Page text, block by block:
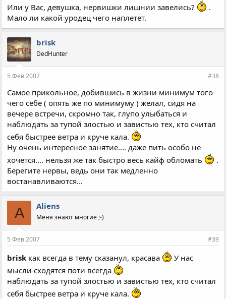
Или у Вас, девушка, нервишки лишнии завелись?
.
Мало ли какой уродец чего наплетет.
brisk
DedHunter
5 Фев 2007 #38
Самое прикольное, добившись в жизни минимум того
чего себе ( опять же по минимуму ) желал, сидя на
вечере встречи, скромно так, глупо улыбаться и
наблюдать за тупой злостью и завистью тех, кто считал
себя быстрее ветра и круче кала.
Ну очень интересное занятие.... даже пить особо не
хочется.... нельзя же так быстро весь кайф обломать
.
Берегите нервы, ведь они так медленно
востанавливаются...
A Aliens
Меня знают многие ;-)
5 Фев 2007 #39
brisk как всегда в тему сказанул, красава
У нас
мысли сходятся поти всегда
наблюдать за тупой злостью и завистью тех, кто считал
себя быстрее ветра и круче кала.